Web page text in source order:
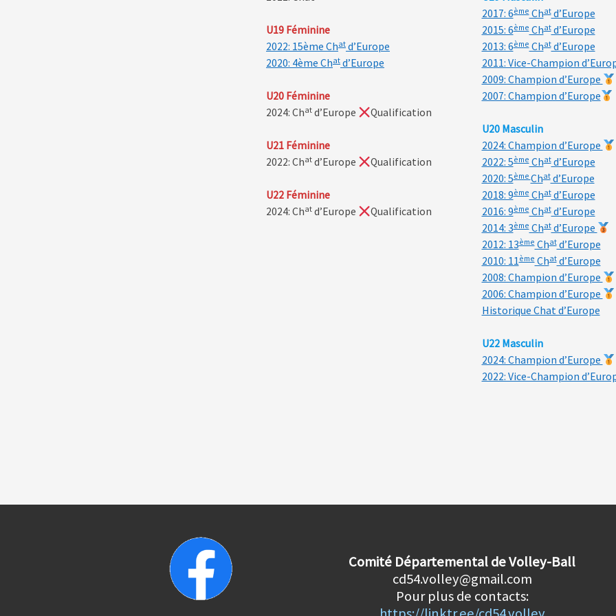
U19 Féminine
2022: 15ème Chat d’Europe
2020: 4ème Chat d’Europe
U20 Féminine
2024: Chat d’Europe Qualification
U21 Féminine
2022: Chat d’Europe Qualification
U22 Féminine
2024: Chat d’Europe Qualification
2017: 6èmeChatd’Europe
2015: 6èmeChatd’Europe
2013: 6èmeChatd’Europe
2011: Vice-Champion
2009: Champion d’Europe
2007: Champion d’Europe
U20 Masculin
2024: Champion d’Europe
2022: 5èmeChatd’Europe
2020: 5èmeChatd’Europe
2018: 9èmeChatd’Europe
2016: 9èmeChatd’Europe
2014: 3èmeChatd’Europe
2012: 13èmeChatd’Europe
2010: 11èmeChatd’Europe
2008: Champion d’Europe
2006: Champion d’Europe
Historique Chat d’Europe
U22 Masculin
2024: Champion d’Europe
2022: Vice-Champion
Comité Départemental de Volley-Ball
cd54.volley@gmail.com
Pour plus de contacts: